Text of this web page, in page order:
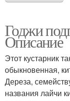
Годжи
Описание
Этот кустарник
обыкновенная,
Дереза,
названия лайчи